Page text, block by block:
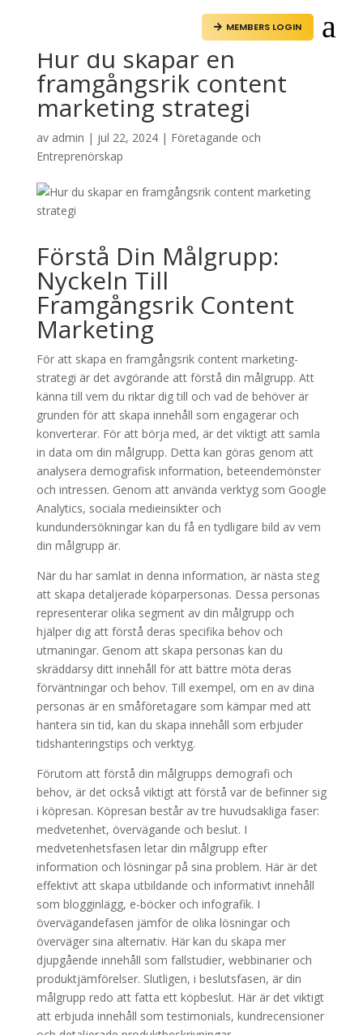
 MEMBERS LOGIN a
Hur du skapar en
framgångsrik content
marketing strategi
av admin | jul 22, 2024| Företagande och
Entreprenörskap
Förstå Din Målgrupp:
Nyckeln Till
Framgångsrik Content
Marketing
För att skapa en framgångsrik content marketing-
strategi är det avgörande att förstå din målgrupp. Att
känna till vem du riktar dig till och vad de behöver är
grunden för att skapa innehåll som engagerar och
konverterar. För att börja med, är det viktigt att samla
in data om din målgrupp. Detta kan göras genom att
analysera demografisk information, beteendemönster
och intressen. Genom att använda verktyg som Google
Analytics, sociala medieinsikter och
kundundersökningar kan du få en tydligare bild av vem
din målgrupp är.
När du har samlat in denna information, är nästa steg
att skapa detaljerade köparpersonas. Dessa personas
representerar olika segment av din målgrupp och
hjälper dig att förstå deras specifika behov och
utmaningar. Genom att skapa personas kan du
skräddarsy ditt innehåll för att bättre möta deras
förväntningar och behov. Till exempel, om en av dina
personas är en småföretagare som kämpar med att
hantera sin tid, kan du skapa innehåll som erbjuder
tidshanteringstips och verktyg.
Förutom att förstå din målgrupps demografi och
behov, är det också viktigt att förstå var de befinner sig
i köpresan. Köpresan består av tre huvudsakliga faser:
medvetenhet, övervägande och beslut. I
medvetenhetsfasen letar din målgrupp efter
information och lösningar på sina problem. Här är det
effektivt att skapa utbildande och informativt innehåll
som blogginlägg, e-böcker och infografik. I
övervägandefasen jämför de olika lösningar och
överväger sina alternativ. Här kan du skapa mer
djupgående innehåll som fallstudier, webbinarier och
produktjämförelser. Slutligen, i beslutsfasen, är din
målgrupp redo att fatta ett köpbeslut. Här är det viktigt
att erbjuda innehåll som testimonials, kundrecensioner